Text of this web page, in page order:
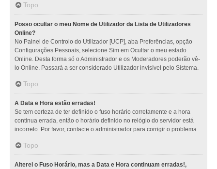
Topo
Posso ocultar o meu Nome de Utilizador da Lista de Utilizadores
Online?
No Painel de Controlo do Utilizador [UCP], aba Preferências, opção
Configurações Pessoais, selecione Sim em Ocultar o meu estado
Online. Desta forma só o Administrador e os Moderadores poderão vê-
lo Online. Passará a ser considerado Utilizador invisível pelo Sistema.
Topo
A Data e Hora estão erradas!
Se tem certeza de ter definido o fuso horário corretamente e a hora
continua errada, então o horário definido no relógio do servidor está
incorreto. Por favor, contacte o administrador para corrigir o problema.
Topo
Alterei o Fuso Horário, mas a Data e Hora continuam erradas!,